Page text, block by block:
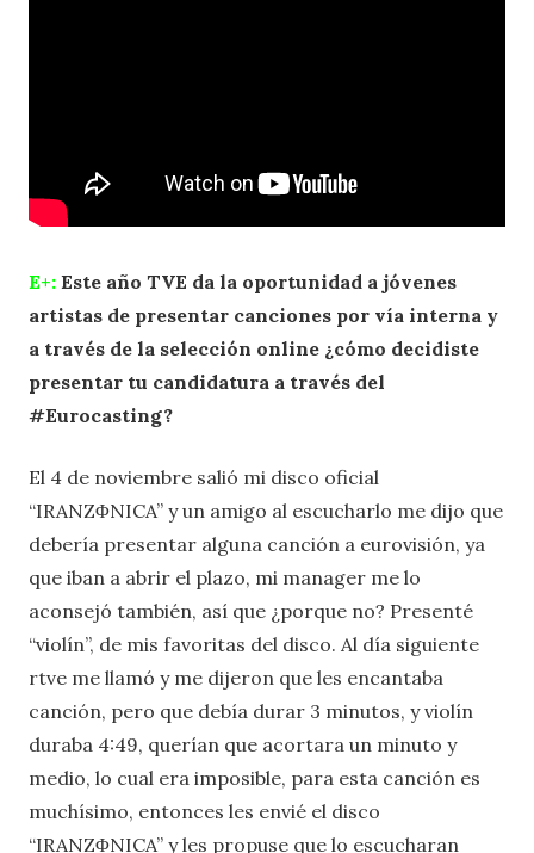
E+: Este año TVE da la oportunidad a jóvenes
artistas de presentar canciones por vía interna y
a través de la selección online ¿cómo decidiste
presentar tu candidatura a través del
#Eurocasting?
El 4 de noviembre salió mi disco oficial
“IRANZΦNICA” y un amigo al escucharlo me dijo que
debería presentar alguna canción a eurovisión, ya
que iban a abrir el plazo, mi manager me lo
aconsejó también, así que ¿porque no? Presenté
“violín”, de mis favoritas del disco. Al día siguiente
rtve me llamó y me dijeron que les encantaba
canción, pero que debía durar 3 minutos, y violín
duraba 4:49, querían que acortara un minuto y
medio, lo cual era imposible, para esta canción es
muchísimo, entonces les envié el disco
“IRANZΦNICA” y les propuse que lo escucharan